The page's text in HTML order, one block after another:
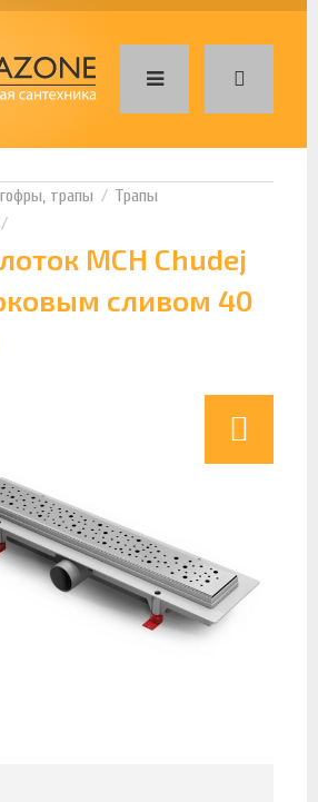
трапы
Трапы
MCH Chudej
сливом 40